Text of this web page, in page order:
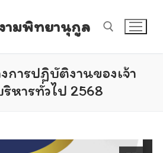
ามพิทยานุกูล
Search for:
การปฏิบัติงานของเจ้า
หารทั่วไป 2568